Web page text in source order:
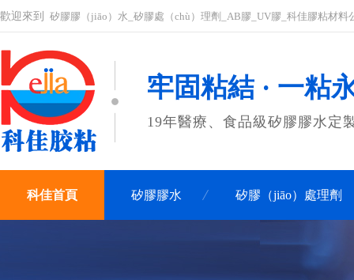
歡迎來到 矽膠膠（jiāo）水_矽膠處（chù）理劑_AB膠_UV膠_科佳膠粘材料
牢固粘結 · 一粘
19年醫療、食品級矽膠膠水定
科佳首頁 矽膠膠水 矽膠（jiāo）處理劑